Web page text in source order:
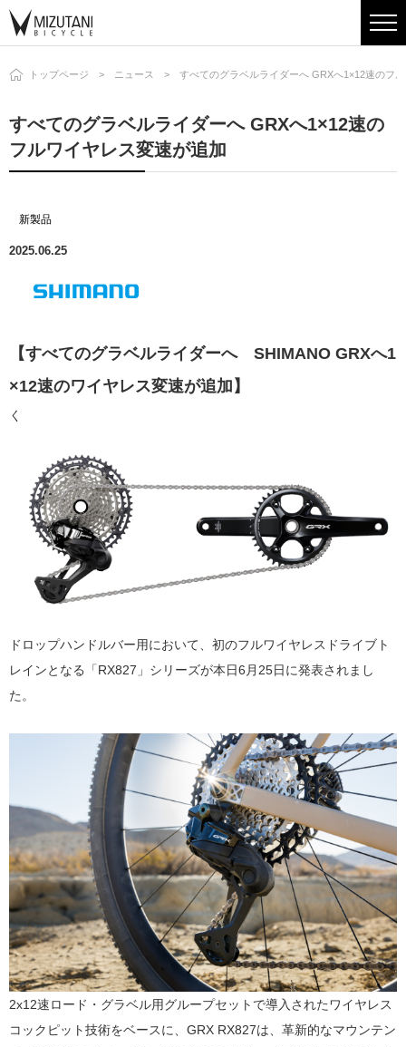
トップページ ニュース すべてのグラベルライダーへ GRXへ1×12速のフ
すべてのグラベルライダーへ GRXへ1×12速の
フルワイヤレス変速が追加
新製品
2025.06.25
【すべてのグラベルライダーへ SHIMANO GRXへ1
×12速のワイヤレス変速が追加】
く
ドロップハンドルバー用において、初のフルワイヤレスドライブト
レインとなる「RX827」シリーズが本日6月25日に発表されまし
た。
2x12速ロード・グラベル用グループセットで導入されたワイヤレス
コックピット技術をベースに、GRX RX827は、革新的なマウンテン